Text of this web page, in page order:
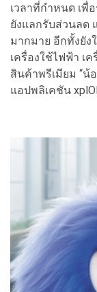
เวลาที่กำหนด เพื่
ยังแลกรับส่วนลด
มากมาย อีกทั้งยัง
เครื่องใช้ไฟฟ้า เ
สินค้าพรีเมียม “น้
แอปพลิเคชัน